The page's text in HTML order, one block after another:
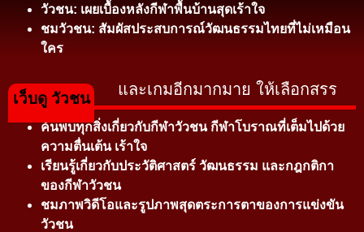
วัวชน: เผยเบื้องหลังกีฬาพื้นบ้านสุดเร้าใจ
ชมวัวชน: สัมผัสประสบการณ์วัฒนธรรมไทยที่ไม่เหมือน
ใคร
และเกมอีกมากมาย ให้เลือกสรร
ค้นพบทุกสิ่งเกี่ยวกับกีฬาวัวชน กีฬาโบราณที่เต็มไปด้วย
ความตื่นเต้น เร้าใจ
เรียนรู้เกี่ยวกับประวัติศาสตร์ วัฒนธรรม และกฎกติกา
ของกีฬาวัวชน
ชมภาพวิดีโอและรูปภาพสุดตระการตาของการแข่งขัน
วัวชน
เว็บดู วัวชน